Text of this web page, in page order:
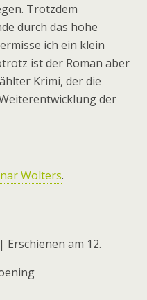
Trotzdem
durch das hohe
ich ein klein
ist der Roman aber
Krimi, der die
der
Wolters.
Erschienen am 12.